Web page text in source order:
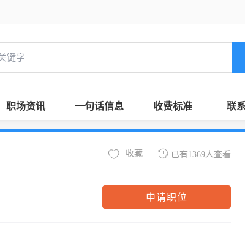
职场资讯 一句话信息 收费标准 联
已有1369人查看
收藏
申请职位